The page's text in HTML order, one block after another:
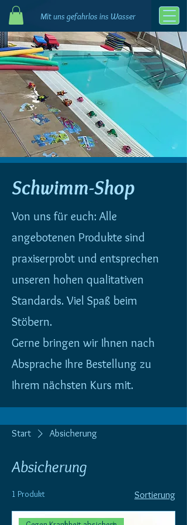
Mit uns gefahrlos ins Wasser
Schwimm-Shop
Von uns für euch: Alle
angebotenen Produkte sind
praxiserprobt und entsprechen
unseren hohen qualitativen
Standards. Viel Spaß beim
Stöbern.
Gerne bringen wir Ihnen nach
Absprache Ihre Bestellung zu
Ihrem nächsten Kurs mit.
Start Absicherung
Absicherung
1 Produkt Sortierung